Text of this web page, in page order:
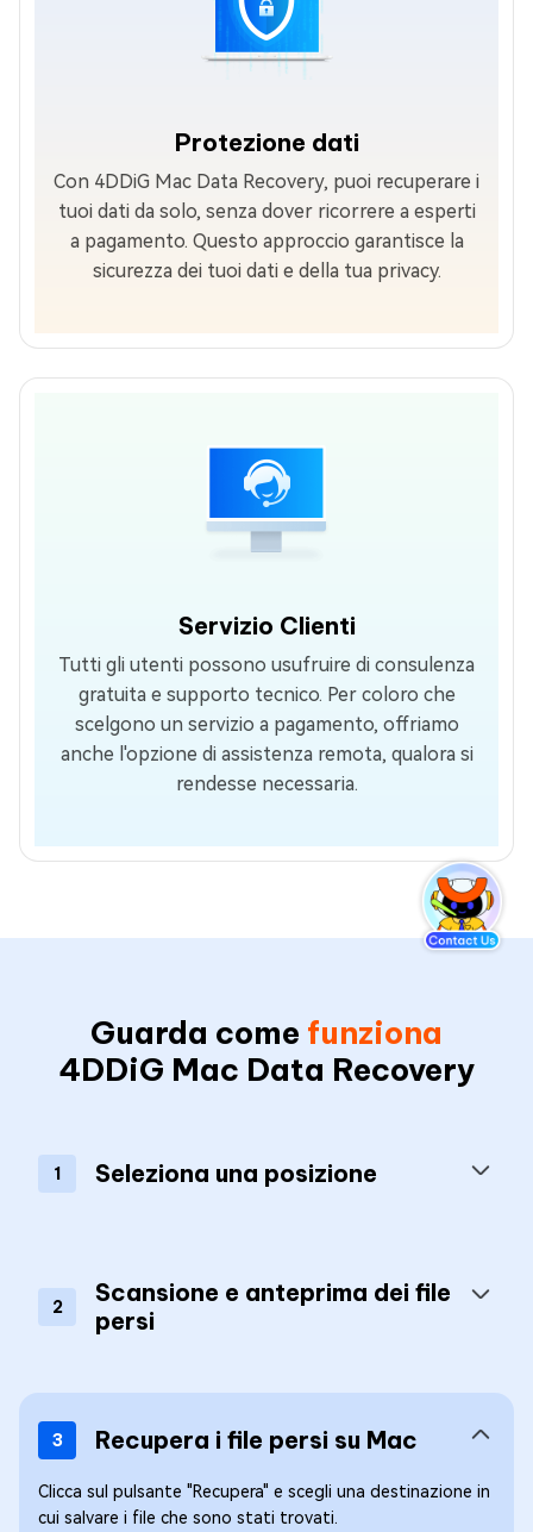
Protezione dati
Con 4DDiG Mac Data Recovery, puoi recuperare i
tuoi dati da solo, senza dover ricorrere a esperti
a pagamento. Questo approccio garantisce la
sicurezza dei tuoi dati e della tua privacy.
Servizio Clienti
Tutti gli utenti possono usufruire di consulenza
gratuita e supporto tecnico. Per coloro che
scelgono un servizio a pagamento, offriamo
anche l'opzione di assistenza remota, qualora si
rendesse necessaria.
Guarda come funziona
4DDiG Mac Data Recovery
1 Seleziona una posizione
2
Scansione e anteprima dei file
persi
3 Recupera i file persi su Mac
Clicca sul pulsante "Recupera" e scegli una destinazione in
cui salvare i file che sono stati trovati.